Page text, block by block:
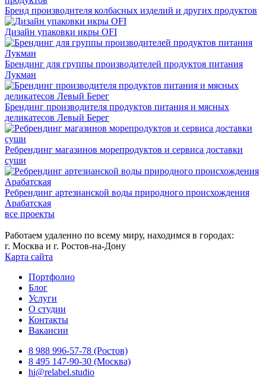
Бренд производителя колбасных изделий и других продуктов
Дизайн упаковки икры OFI
Брендинг для группы производителей продуктов питания
Лукман
Брендинг производителя продуктов питания и мясных
деликатесов Левый Берег
Ребрендинг магазинов морепродуктов и сервиса доставки
суши
Ребрендинг артезианской воды природного происхождения
Арабатская
все проекты
Работаем удаленно по всему миру, находимся в городах:
г. Москва и г. Ростов-на-Дону
Карта сайта
Портфолио
Блог
Услуги
О студии
Контакты
Вакансии
8 988 996-57-78 (Ростов)
8 495 147-90-30 (Москва)
hi@relabel.studio